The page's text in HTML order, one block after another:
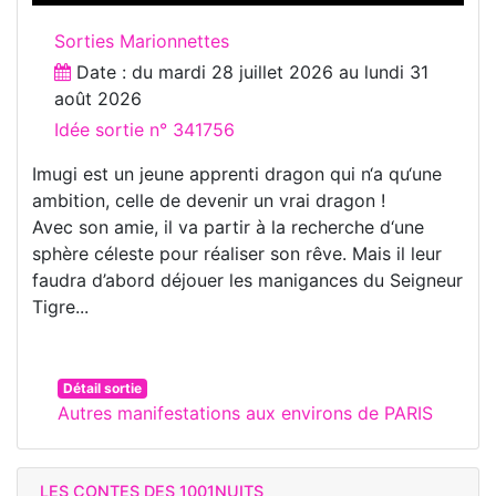
Sorties Marionnettes
Date : du mardi 28 juillet 2026 au lundi 31
août 2026
Idée sortie n° 341756
Imugi est un jeune apprenti dragon qui n‘a qu‘une
ambition, celle de devenir un vrai dragon !
Avec son amie, il va partir à la recherche d‘une
sphère céleste pour réaliser son rêve. Mais il leur
faudra d’abord déjouer les manigances du Seigneur
Tigre...
Détail sortie
Autres manifestations aux environs de PARIS
LES CONTES DES 1001NUITS